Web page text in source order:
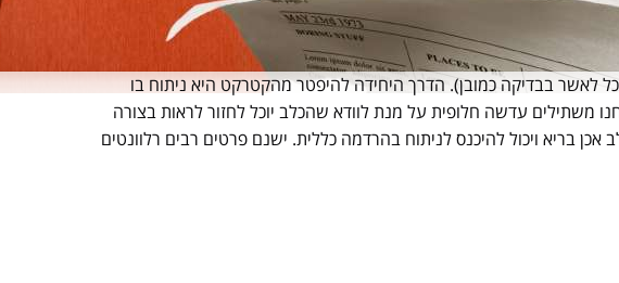
לאשר בבדיקה כמובן). הדרך היחידה להיפטר מהקטרקט היא ניתוח בו
עדשה חלופית על מנת לוודא שהכלב יוכל לחזור לראות בצורה
בריא ויכול להיכנס לניתוח בהרדמה כללית. ישנם פרטים רבים רלוונטים